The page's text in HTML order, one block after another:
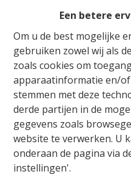
Een betere
Om u de best mogelijke
gebruiken zowel wij als
zoals cookies om
apparaatinformatie en/
stemmen met deze
derde partijen in de
gegevens zoals
website te verwerken. U
onderaan de pagina via
instellingen'.
Te koop